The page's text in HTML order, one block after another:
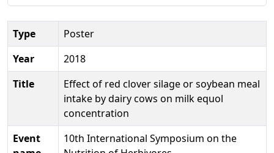
Type
Poster
Year
2018
Title
Effect of red clover silage or soybean meal
intake by dairy cows on milk equol
concentration
Event
10th International Symposium on the